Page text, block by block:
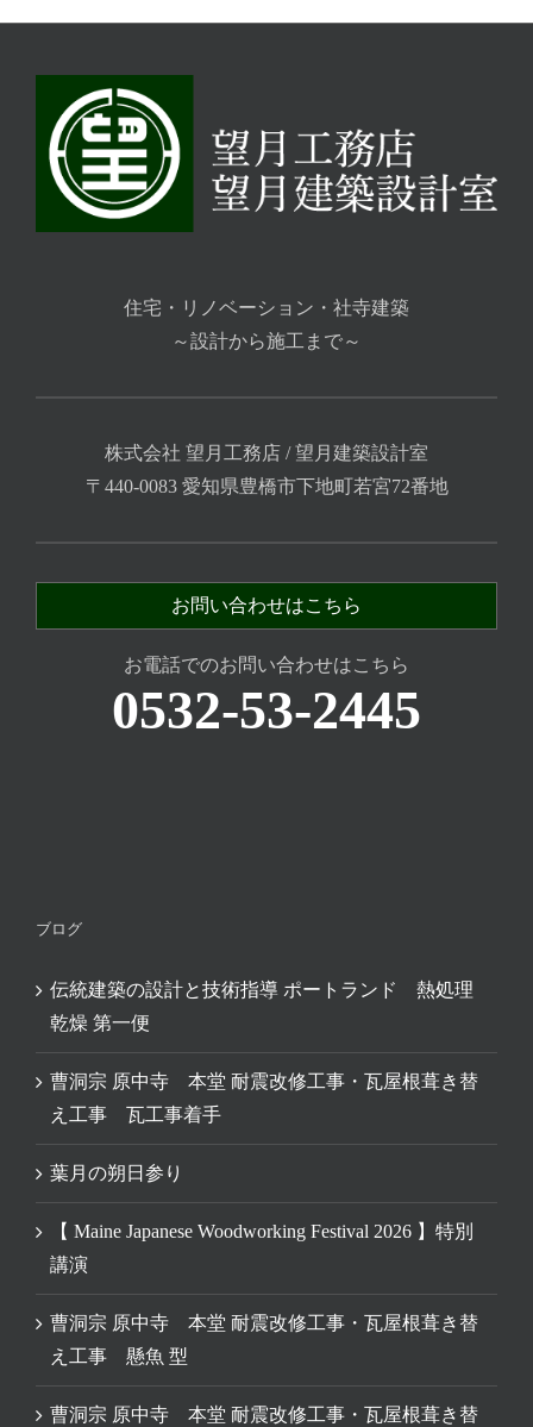
住宅・リノベーション・社寺建築
～設計から施工まで～
株式会社 望月工務店 / 望月建築設計室
〒440-0083 愛知県豊橋市下地町若宮72番地
お問い合わせはこちら
お電話でのお問い合わせはこちら
0532-53-2445
ブログ
伝統建築の設計と技術指導 ポートランド 熱処理
乾燥 第一便
曹洞宗 原中寺 本堂 耐震改修工事・瓦屋根葺き替
え工事 瓦工事着手
葉月の朔日参り
【 Maine Japanese Woodworking Festival 2026 】特別
講演
曹洞宗 原中寺 本堂 耐震改修工事・瓦屋根葺き替
え工事 懸魚 型
曹洞宗 原中寺 本堂 耐震改修工事・瓦屋根葺き替